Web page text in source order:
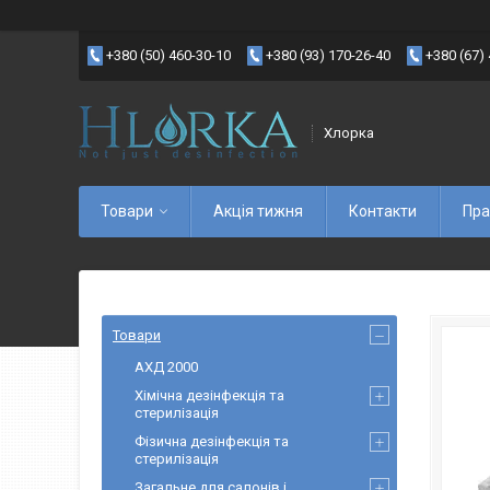
+380 (50) 460-30-10 +380 (93) 170-26-40 +380 (67)
Хлорка
Товари Акція тижня Контакти
Товари
АХД 2000
Хімічна дезінфекція та
стерилізація
Фізична дезінфекція та
стерилізація